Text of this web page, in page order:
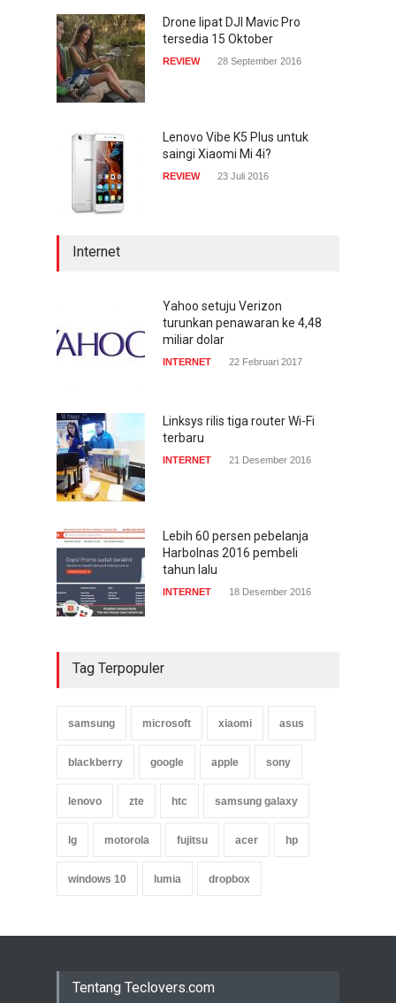
gencar
COMPUTING & SOFTWARE
Drone lipat DJI Mavic Pro
tersedia 15 Oktober
REVIEW 28 September 2016
Lenovo Vibe K5 Plus untuk
saingi Xiaomi Mi 4i?
REVIEW 23 Juli 2016
Internet
Yahoo setuju Verizon
turunkan penawaran ke 4,48
miliar dolar
INTERNET 22 Februari 2017
Linksys rilis tiga router Wi-Fi
terbaru
INTERNET 21 Desember 2016
Lebih 60 persen pebelanja
Harbolnas 2016 pembeli
tahun lalu
INTERNET 18 Desember 2016
Tag Terpopuler
samsung microsoft xiaomi asus
blackberry google apple sony
lenovo zte htc samsung galaxy
lg motorola fujitsu acer hp
windows 10 lumia dropbox
Tentang Teclovers.com